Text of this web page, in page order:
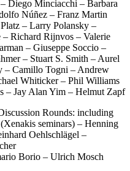
Diego Minciacchi – Barbara
Núñez – Franz Martin
– Larry Polansky –
– Richard Rijnvos – Valerie
– Giuseppe Soccio –
– Stuart S. Smith – Aurel
– Camillo Togni – Andrew
Whiticker – Phil Williams
– Jay Alan Yim – Helmut Zapf
Rounds: including
seminars) – Henning
Oehlschlägel –
Borio – Ulrich Mosch